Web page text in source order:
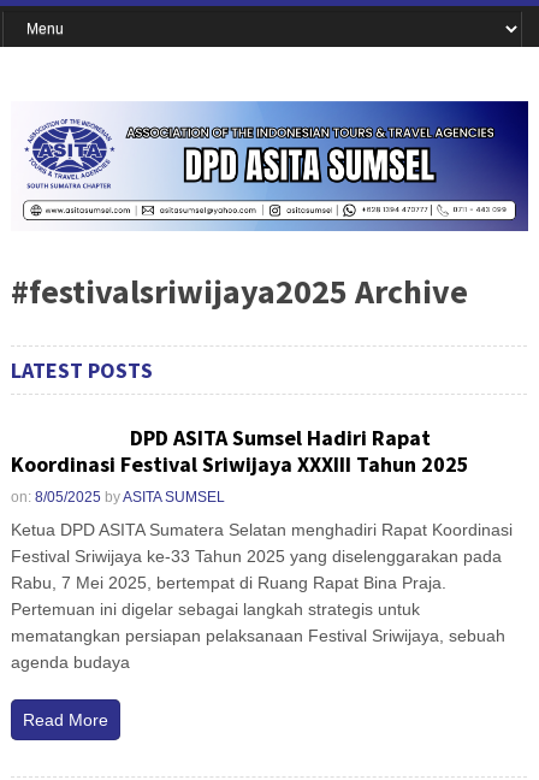
#festivalsriwijaya2025 Archive
LATEST POSTS
DPD ASITA Sumsel Hadiri Rapat
Koordinasi Festival Sriwijaya XXXIII Tahun 2025
on: 8/05/2025 byASITA SUMSEL
Ketua DPD ASITA Sumatera Selatan menghadiri Rapat Koordinasi
Festival Sriwijaya ke-33 Tahun 2025 yang diselenggarakan pada
Rabu, 7 Mei 2025, bertempat di Ruang Rapat Bina Praja.
Pertemuan ini digelar sebagai langkah strategis untuk
mematangkan persiapan pelaksanaan Festival Sriwijaya, sebuah
agenda budaya
Read More